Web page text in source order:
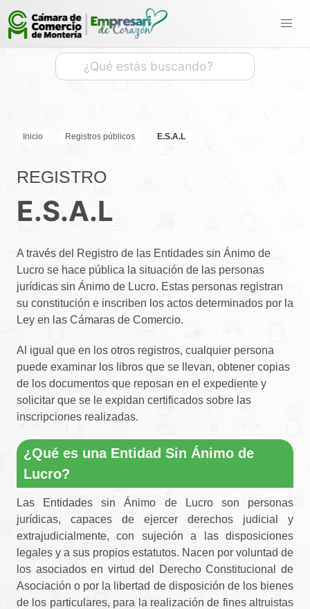
Inicio Registros públicos E.S.A.L
REGISTRO
E.S.A.L
A través del Registro de las Entidades sin Ánimo de
Lucro se hace pública la situación de las personas
jurídicas sin Ánimo de Lucro. Estas personas registran
su constitución e inscriben los actos determinados por la
Ley en las Cámaras de Comercio.
Al igual que en los otros registros, cualquier persona
puede examinar los libros que se llevan, obtener copias
de los documentos que reposan en el expediente y
solicitar que se le expidan certificados sobre las
inscripciones realizadas.
¿Qué es una Entidad Sin Ánimo de
Lucro?
Las Entidades sin Ánimo de Lucro son personas
jurídicas, capaces de ejercer derechos judicial y
extrajudicialmente, con sujeción a las disposiciones
legales y a sus propios estatutos. Nacen por voluntad de
los asociados en virtud del Derecho Constitucional de
Asociación o por la libertad de disposición de los bienes
de los particulares, para la realización de fines altruistas